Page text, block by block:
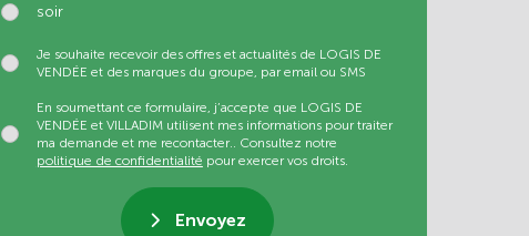
soir
Je souhaite recevoir des offres et actualités de LOGIS DE
VENDÉE et des marques du groupe, par email ou SMS
En soumettant ce formulaire, j’accepte que LOGIS DE
VENDÉE et VILLADIM utilisent mes informations pour traiter
ma demande et me recontacter.. Consultez notre
politique de confidentialité pour exercer vos droits.
Envoyez